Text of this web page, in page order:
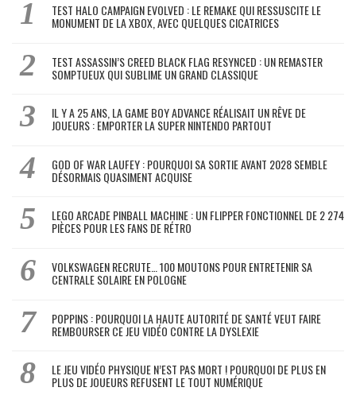
TEST HALO CAMPAIGN EVOLVED : LE REMAKE QUI RESSUSCITE LE
MONUMENT DE LA XBOX, AVEC QUELQUES CICATRICES
TEST ASSASSIN’S CREED BLACK FLAG RESYNCED : UN REMASTER
SOMPTUEUX QUI SUBLIME UN GRAND CLASSIQUE
IL Y A 25 ANS, LA GAME BOY ADVANCE RÉALISAIT UN RÊVE DE
JOUEURS : EMPORTER LA SUPER NINTENDO PARTOUT
GOD OF WAR LAUFEY : POURQUOI SA SORTIE AVANT 2028 SEMBLE
DÉSORMAIS QUASIMENT ACQUISE
LEGO ARCADE PINBALL MACHINE : UN FLIPPER FONCTIONNEL DE 2 274
PIÈCES POUR LES FANS DE RÉTRO
VOLKSWAGEN RECRUTE… 100 MOUTONS POUR ENTRETENIR SA
CENTRALE SOLAIRE EN POLOGNE
POPPINS : POURQUOI LA HAUTE AUTORITÉ DE SANTÉ VEUT FAIRE
REMBOURSER CE JEU VIDÉO CONTRE LA DYSLEXIE
LE JEU VIDÉO PHYSIQUE N’EST PAS MORT ! POURQUOI DE PLUS EN
PLUS DE JOUEURS REFUSENT LE TOUT NUMÉRIQUE